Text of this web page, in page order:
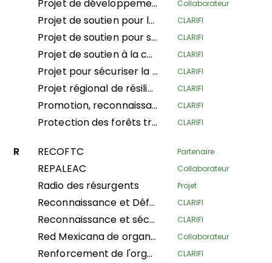
Projet de développement des populations autochtones de Chepkitale Collaborateur
Projet de soutien pour la sécurisation et la conservation de la gestion durable des forêts et des terres par les communautés locales, et plus spécifiquement les femmes du village Ifomi Lokokoloko dans la province de l’Équateur, RDC CLARIFI
Projet de soutien pour sécuriser 27 000 hectares de la forêt IYEMBE MOKE PA CLARIFI
Projet de soutien à la contribution des femmes locales et autochtones dans la lutte contre le changement climatique dans les provinces de l'Équateur, Maindombe, Kongo Central, Kwilu et Mongala en République Démocratique du Congo CLARIFI
Projet pour sécuriser la tenure et les espaces traditionnels terrestres et forestiers des Peuples Autochtones Pygmées et des Communautés Locales dans les provinces du Sud-Ubangi et du Mai-Ndombe, en vue de la conservation et de la préservation des forêts, par la vulgarisation et la mise en œuvre de la loi sur la promotion et la protection des droits des Peuples Autochtones Pygmées en RDC CLARIFI
Projet régional de résilience des pâturages et du pastoralisme CLARIFI
Promotion, reconnaissance et sécurisation des APAC, conservation communautaire et autres mesures de conservation efficaces en RDC CLARIFI
Protection des forêts tropicales du bassin du Congo en soutenant les communautés dépendantes des forêts pour améliorer leurs moyens de subsistance CLARIFI
R RECOFTC Partenaire
REPALEAC Collaborateur
Radio des résurgents Projet
Reconnaissance et Défense des Territoires Indigènes Hautement Vulnérables CLARIFI
Reconnaissance et sécurisation de la gouvernance et de la gestion traditionnelle des zones conservées par les peuples autochtones et les communautés locales (Phase I) CLARIFI
Red Mexicana de organizaciones campesinas forestales Collaborateur
Renforcement de l'organisation, de la gouvernance et de la gestion territoriale des organisations et nationalités de la région amazonienne de l'Équateur CLARIFI